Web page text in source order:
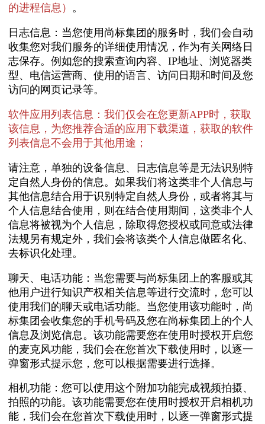
的进程信息） 。
日志信息：当您使用尚标集团的服务时，我们会自动
收集您对我们服务的详细使用情况，作为有关网络日
志保存。例如您的搜索查询内容、IP地址、浏览器类
型、电信运营商、使用的语言、访问日期和时间及您
访问的网页记录等。
软件应用列表信息：我们仅会在您更新APP时，获取
该信息，为您推荐合适的应用下载渠道，获取的软件
列表信息不会用于其他用途；
请注意，单独的设备信息、日志信息等是无法识别特
定自然人身份的信息。如果我们将这类非个人信息与
其他信息结合用于识别特定自然人身份，或者将其与
个人信息结合使用，则在结合使用期间，这类非个人
信息将被视为个人信息，除取得您授权或同意或法律
法规另有规定外，我们会将该类个人信息做匿名化、
去标识化处理。
聊天、电话功能：当您需要与尚标集团上的客服或其
他用户进行知识产权相关信息等进行交流时，您可以
使用我们的聊天或电话功能。当您使用该功能时，尚
标集团会收集您的手机号码及您在尚标集团上的个人
信息及浏览信息。该功能需要您在使用时授权开启您
的麦克风功能，我们会在您首次下载使用时，以逐一
弹窗形式提示您，您可以根据需要进行选择。
相机功能：您可以使用这个附加功能完成视频拍摄、
拍照的功能。该功能需要您在使用时授权开启相机功
能，我们会在您首次下载使用时，以逐一弹窗形式提